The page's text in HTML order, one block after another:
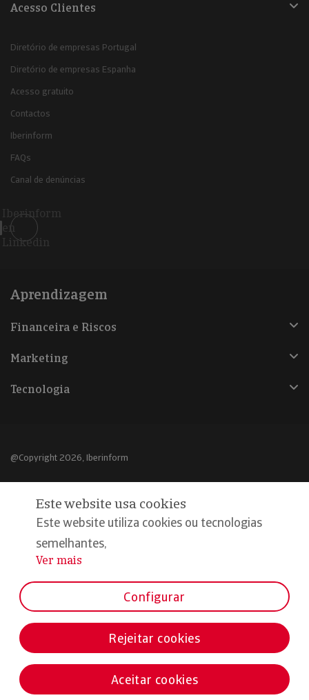
Acesso Clientes
Diretório de empresas Portugal
Diretório de empresas Espanha
Acesso gratuito
Contactos
Iberinform
FAQs
Canal de denúncias
Iberinform
en
Linkedin
Aprendizagem
Financeira e Riscos
Marketing
Tecnologia
@Copyright 2026, Iberinform
Declaração de privacidade
Compromisso qualidade e segurança
Este website usa cookies
Este website utiliza cookies ou tecnologias
semelhantes,
...
Ver mais
Configurar
Rejeitar cookies
Aceitar cookies